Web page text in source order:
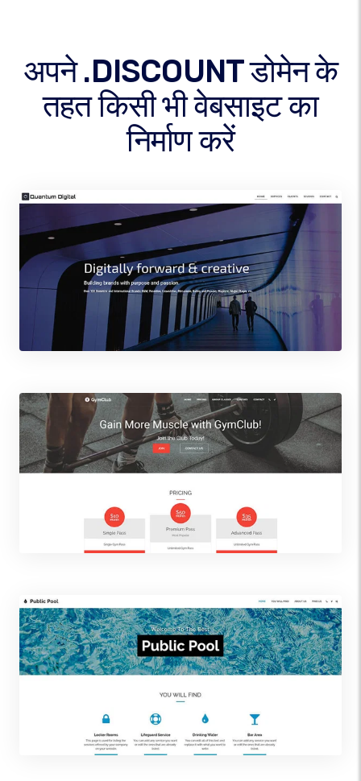
अपने .DISCOUNT डोमेन के
तहत किसी भी वेबसाइट का
निर्माण करें